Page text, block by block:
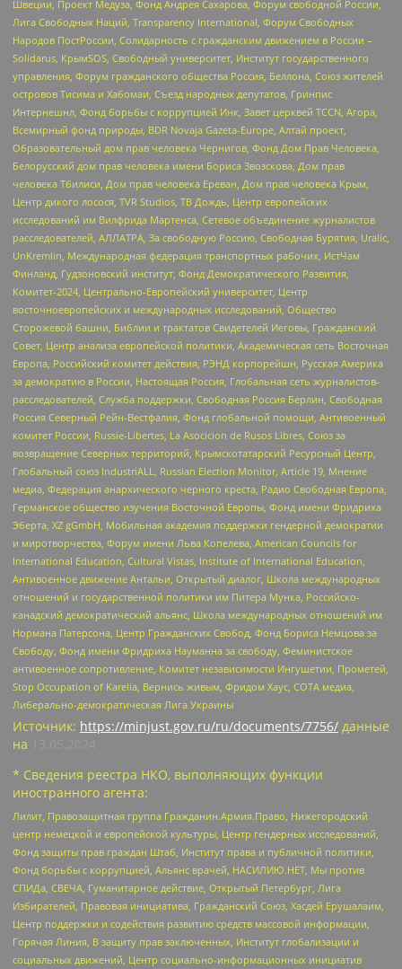
Швеции, Проект Медуза, Фонд Андрея Сахарова, Форум свободной России,
Лига Свободных Наций, Transparеncy International, Форум Свободных
Народов ПостРоссии, Солидарность с гражданским движением в России –
Solidarus, КрымSOS, Свободный университет, Институт государственного
управления, Форум гражданского общества Россия, Беллона, Союз жителей
островов Тисима и Хабомаи, Съезд народных депутатов, Гринпис
Интернешнл, Фонд борьбы с коррупцией Инк, Завет церквей TCCN, Агора,
Всемирный фонд природы, BDR Novaja Gazeta-Europe, Алтай проект,
Образовательный дом прав человека Чернигов, Фонд Дом Прав Человека,
Белорусский дом прав человека имени Бориса Звозскова, Дом прав
человека Тбилиси, Дом прав человека Ереван, Дом прав человека Крым,
Центр дикого лосося, TVR Studios, ТВ Дождь, Центр европейских
исследований им Вилфрида Мартенса, Сетевое объединение журналистов
расследователей, АЛЛАТРА, За свободную Россию, Свободная Бурятия, Uralic,
UnKremlin, Международная федерация транспортных рабочих, ИстЧам
Финланд, Гудзоновский институт, Фонд Демократического Развития,
Комитет-2024, Центрально-Европейский университет, Центр
восточноевропейских и международных исследований, Общество
Сторожевой башни, Библии и трактатов Свидетелей Иеговы, Гражданский
Совет, Центр анализа европейской политики, Академическая сеть Восточная
Европа, Российский комитет действия, РЭНД корпорейшн, Русская Америка
за демократию в России, Настоящая Россия, Глобальная сеть журналистов-
расследователей, Служба поддержки, Свободная Россия Берлин, Свободная
Россия Северный Рейн-Вестфалия, Фонд глобальной помощи, Антивоенный
комитет России, Russie-Libertes, La Asocicion de Rusos Libres, Союз за
возвращение Северных территорий, Крымскотатарский Ресурсный Центр,
Глобальный союз IndustriALL, Russian Election Monitor, Article 19, Мнение
медиа, Федерация анархического черного креста, Радио Свободная Европа,
Германское общество изучения Восточной Европы, Фонд имени Фридриха
Эберта, XZ gGmbH, Мобильная академия поддержки гендерной демократии
и миротворчества, Форум имени Льва Копелева, American Councils for
International Education, Cultural Vistas, Institute of International Education,
Антивоенное движение Антальи, Открытый диалог, Школа международных
отношений и государственной политики им Питера Мунка, Российско-
канадский демократический альянс, Школа международных отношений им
Нормана Патерсона, Центр Гражданских Свобод, Фонд Бориса Немцова за
Свободу, Фонд имени Фридриха Науманна за свободу, Феминистское
антивоенное сопротивление, Комитет независимости Ингушетии, Прометей,
Stop Occupation of Karelia, Вернись живым, Фридом Хаус, СОТА медиа,
Либерально-демократическая Лига Украины
Источник: https://minjust.gov.ru/ru/documents/7756/ данные
на
* Сведения реестра НКО, выполняющих функции
иностранного агента:
Лилит, Правозащитная группа Гражданин.Армия.Право, Нижегородский
центр немецкой и европейской культуры, Центр гендерных исследований,
Фонд защиты прав граждан Штаб, Институт права и публичной политики,
Фонд борьбы с коррупцией, Альянс врачей, НАСИЛИЮ.НЕТ, Мы против
СПИДа, СВЕЧА, Гуманитарное действие, Открытый Петербург, Лига
Избирателей, Правовая инициатива, Гражданский Союз, Хасдей Ерушалаим,
Центр поддержки и содействия развитию средств массовой информации,
Горячая Линия, В защиту прав заключенных, Институт глобализации и
социальных движений, Центр социально-информационных инициатив